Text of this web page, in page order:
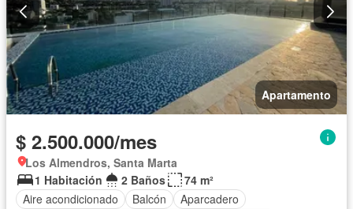
Apartamento
$ 2.500.000/mes
Los Almendros, Santa Marta
1 Habitación
2 Baños
74 m²
Aire acondicionado
Balcón
Aparcadero